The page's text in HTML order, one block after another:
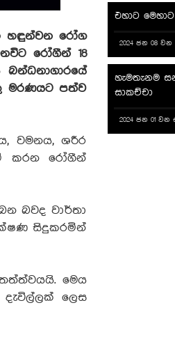
හඳුන්වන රෝග
රෝගීන් 18
මරණයට පත්ව
වමනය, ශරීර
කරන රෝගීන්
බවද වාර්තා
සිදුකරමින්
මෙය
ලෙස
එහාට
2024 ජන 08 වන
හැමතැනම
සාකච්චා
2024 ජන 01 වන